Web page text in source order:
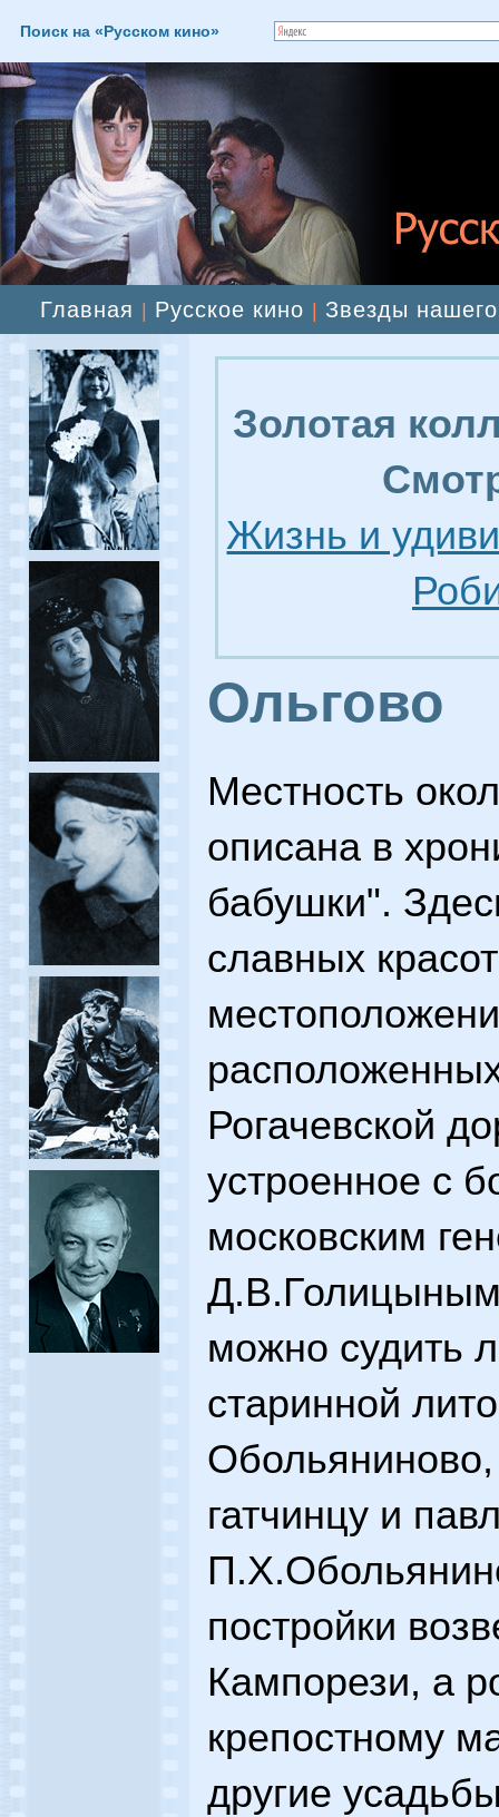
Поиск на «Русском кино»
Главная Русское кино Звезды
Золотая
Жизнь и
Ольгово
Местность
описана в
бабушки".
славных
Рогачевской
устроенное с
московским
можно судить
старинной
гатчинцу и
постройки
Кампорези, а
крепостному
другие